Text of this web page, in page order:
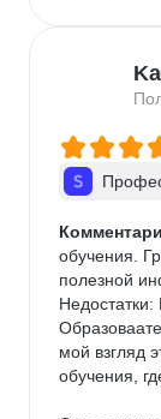
обучения.
полезной
мой взгляд
обучения,